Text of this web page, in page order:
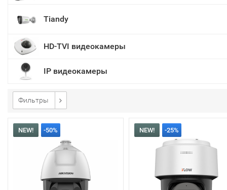
Tiandy
HD-TVI видеокамеры
IP видеокамеры
Фильтры
NEW! -50% NEW! -25%